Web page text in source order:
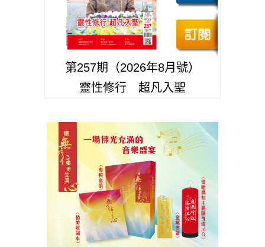
第257期（2026年8月號）
靈性修行 超凡入聖